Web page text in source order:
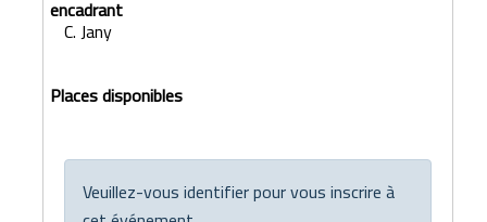
C. Jany
Veuillez-vous identifier pour vous inscrire à